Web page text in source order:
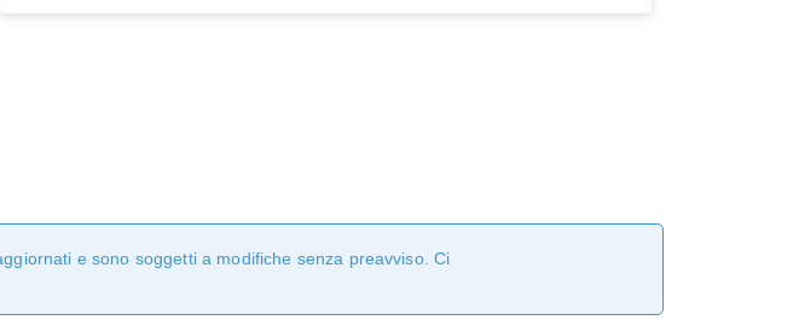
e sono soggetti a modifiche senza preavviso. Ci